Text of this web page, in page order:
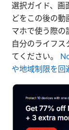
選択ガイド、画
どをこの後の
マホで使う際の
自分のライフス
てください。
や地域制限を回